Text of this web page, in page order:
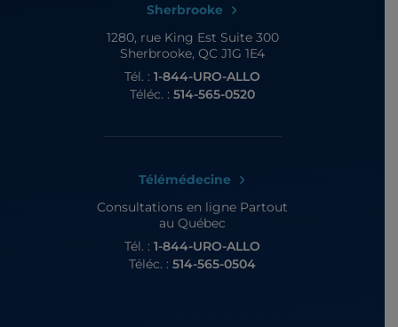
Sherbrooke
1280, rue King Est Suite 300
Sherbrooke, QC J1G 1E4
Tél. : 1-844-URO-ALLO
Téléc. : 514-565-0520
Télémédecine
Consultations en ligne Partout
au Québec
Tél. : 1-844-URO-ALLO
Téléc. : 514-565-0504